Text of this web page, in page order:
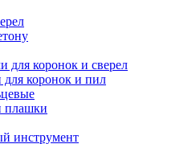
для коронок и сверел
для коронок и пил
плашки